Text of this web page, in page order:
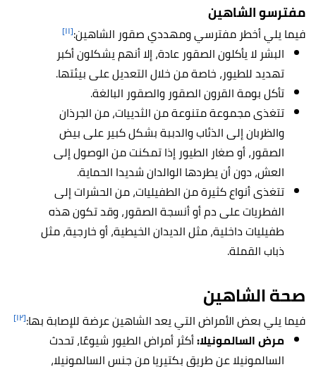
مفترسو الشاهين
فيما يلي أخطر مفترسي ومهددي صقور الشاهين:[١١]
البشر لا يأكلون الصقور عادة، إلا أنهم يشكلون أكبر
تهديد للطيور، خاصة من خلال التعديل على بيئتها.
تأكل بومة القرون الصقور والصقور البالغة.
تتغذى مجموعة متنوعة من الثدييات، من الجرذان
والظربان إلى الذئاب والدببة بشكل كبير على بيض
الصقور، أو صغار الطيور إذا تمكنت من الوصول إلى
العش، دون أن يطردها الوالدان شديدا الحماية.
تتغذى أنواع كثيرة من الطفيليات، من الحشرات إلى
الفطريات على دم أو أنسجة الصقور، وقد تكون هذه
طفيليات داخلية، مثل الديدان الخيطية، أو خارجية، مثل
ذباب القملة.
صحةالشاهين
فيما يلي بعض الأمراض التي يعد الشاهين عرضة للإصابة بها:[١٢]
مرض السالمونيلا:أكثر أمراض الطيور شيوعًا، تحدث
السالمونيلا عن طريق بكتيريا من جنس السالمونيلا،